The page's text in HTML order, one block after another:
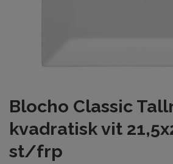
Blocho Classic
kvadratisk vit
st/frp